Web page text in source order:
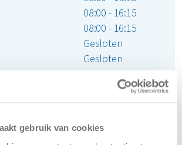
gebruik van cookies
08:00 - 16:15
08:00 - 16:15
Gesloten
Gesloten